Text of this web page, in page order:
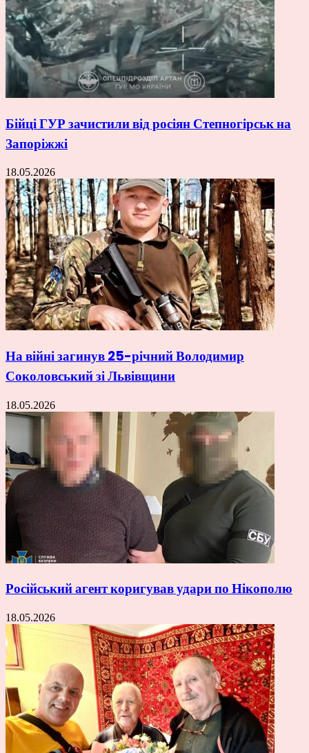
Бійці ГУР зачистили від росіян Степногірськ на
Запоріжжі
18.05.2026
На війні загинув 25-річний Володимир
Соколовський зі Львівщини
18.05.2026
Російський агент коригував удари по Нікополю
18.05.2026